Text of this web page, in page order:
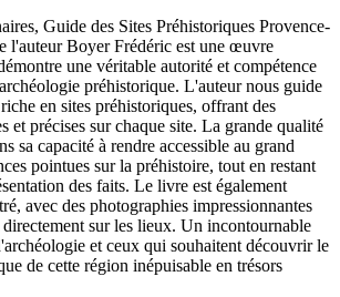
Guide des Sites Préhistoriques Provence-
l'auteur Boyer Frédéric est une œuvre
une véritable autorité et compétence
préhistorique. L'auteur nous guide
en sites préhistoriques, offrant des
et précises sur chaque site. La grande qualité
sa capacité à rendre accessible au grand
pointues sur la préhistoire, tout en restant
des faits. Le livre est également
avec des photographies impressionnantes
sur les lieux. Un incontournable
et ceux qui souhaitent découvrir le
de cette région inépuisable en trésors